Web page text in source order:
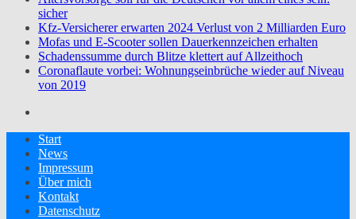
sicher
Kfz-Versicherer erwarten 2024 Verlust von 2 Milliarden Euro
Mofas und E-Scooter sollen Dauerkennzeichen erhalten
Schadenssumme durch Blitze klettert auf Allzeithoch
Coronaflaute vorbei: Wohnungseinbrüche wieder auf Niveau
von 2019
Start
News
Impressum
Über mich
Kontakt
Datenschutz